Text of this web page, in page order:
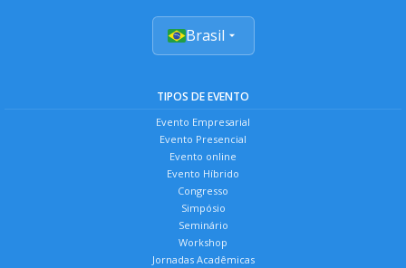
Brasil
TIPOS DE EVENTO
Evento Empresarial
Evento Presencial
Evento online
Evento Híbrido
Congresso
Simpósio
Seminário
Workshop
Jornadas Acadêmicas